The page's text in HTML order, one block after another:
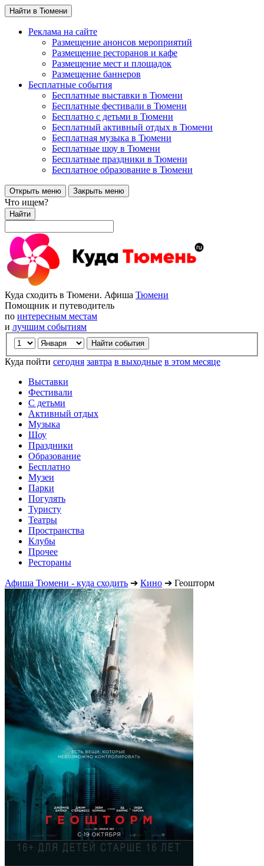
Найти в Тюмени
Реклама на сайте
Размещение анонсов мероприятий
Размещение ресторанов и кафе
Размещение мест и площадок
Размещение баннеров
Бесплатные события
Бесплатные выставки в Тюмени
Бесплатные фестивали в Тюмени
Бесплатно с детьми в Тюмени
Бесплатный активный отдых в Тюмени
Бесплатная музыка в Тюмени
Бесплатные шоу в Тюмени
Бесплатные праздники в Тюмени
Бесплатное образование в Тюмени
Открыть меню Закрыть меню
Что ищем?
Найти
Куда сходить в Тюмени. Афиша Тюмени
Помощник и путеводитель
по интересным местам
и лучшим событиям
Куда пойти сегодня завтра в выходные в этом месяце
Выставки
Фестивали
С детьми
Активный отдых
Музыка
Шоу
Праздники
Образование
Бесплатно
Музеи
Парки
Погулять
Туристу
Театры
Пространства
Клубы
Прочее
Рестораны
Афиша Тюмени - куда сходить ➔ Кино ➔ Геошторм